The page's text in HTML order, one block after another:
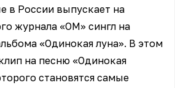
в России выпускает на
журнала «ОМ» сингл на
«Одинокая луна». В этом
на песню «Одинокая
становятся самые